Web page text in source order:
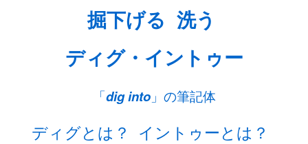
掘下げる 洗う
ディグ・イントゥー
「dig into」の筆記体
ディグとは？ イントゥーとは？